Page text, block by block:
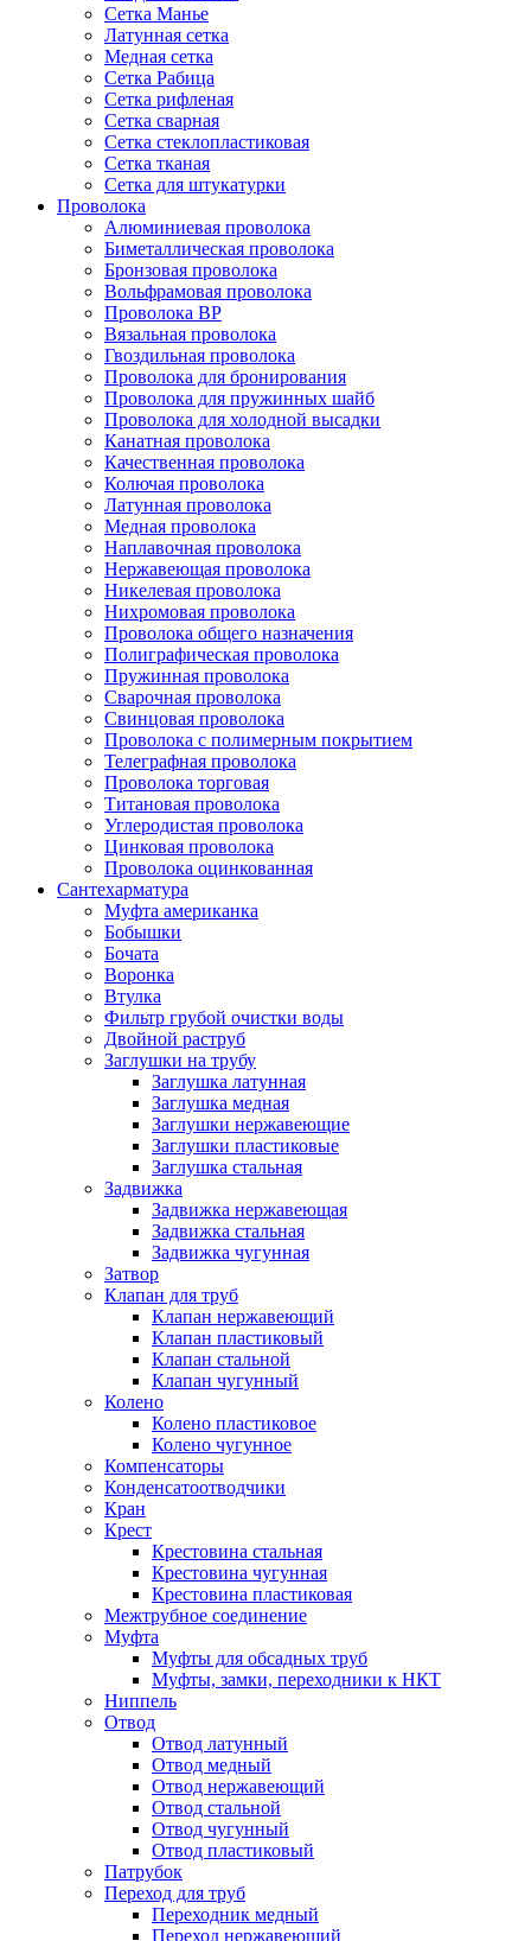
Сетка Манье
Латунная сетка
Медная сетка
Сетка Рабица
Сетка рифленая
Сетка сварная
Сетка стеклопластиковая
Сетка тканая
Сетка для штукатурки
Проволока
Алюминиевая проволока
Биметаллическая проволока
Бронзовая проволока
Вольфрамовая проволока
Проволока ВР
Вязальная проволока
Гвоздильная проволока
Проволока для бронирования
Проволока для пружинных шайб
Проволока для холодной высадки
Канатная проволока
Качественная проволока
Колючая проволока
Латунная проволока
Медная проволока
Наплавочная проволока
Нержавеющая проволока
Никелевая проволока
Нихромовая проволока
Проволока общего назначения
Полиграфическая проволока
Пружинная проволока
Сварочная проволока
Свинцовая проволока
Проволока с полимерным покрытием
Телеграфная проволока
Проволока торговая
Титановая проволока
Углеродистая проволока
Цинковая проволока
Проволока оцинкованная
Сантехарматура
Муфта американка
Бобышки
Бочата
Воронка
Втулка
Фильтр грубой очистки воды
Двойной раструб
Заглушки на трубу
Заглушка латунная
Заглушка медная
Заглушки нержавеющие
Заглушки пластиковые
Заглушка стальная
Задвижка
Задвижка нержавеющая
Задвижка стальная
Задвижка чугунная
Затвор
Клапан для труб
Клапан нержавеющий
Клапан пластиковый
Клапан стальной
Клапан чугунный
Колено
Колено пластиковое
Колено чугунное
Компенсаторы
Конденсатоотводчики
Кран
Крест
Крестовина стальная
Крестовина чугунная
Крестовина пластиковая
Межтрубное соединение
Муфта
Муфты для обсадных труб
Муфты, замки, переходники к НКТ
Ниппель
Отвод
Отвод латунный
Отвод медный
Отвод нержавеющий
Отвод стальной
Отвод чугунный
Отвод пластиковый
Патрубок
Переход для труб
Переходник медный
Переход нержавеющий